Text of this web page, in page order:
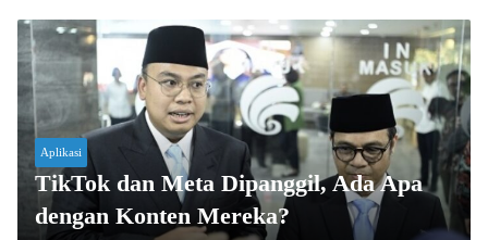
Aplikasi
TikTok dan Meta Dipanggil, Ada Apa
dengan Konten Mereka?